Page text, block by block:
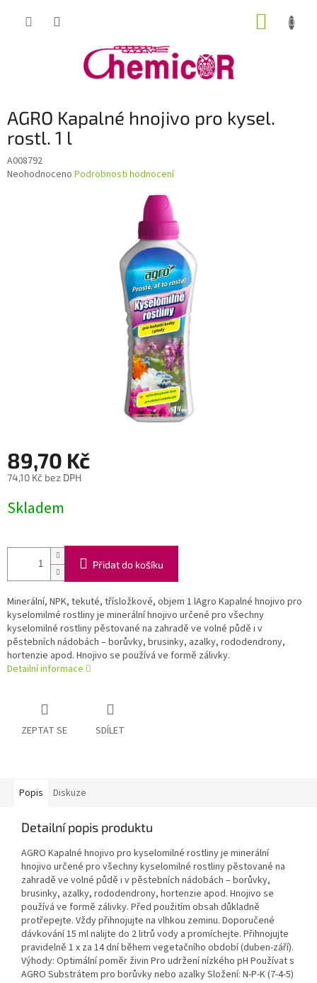
AGRO Kapalné hnojivo pro kysel.
rostl. 1 l
A008792
Průměrné
Neohodnoceno Podrobnosti hodnocení
89,70 Kč
74,10 Kč bez DPH
cena:
Skladem
Přidat do košíku
Minerální, NPK, tekuté, třísložkové, objem 1 lAgro Kapalné hnojivo pro
kyselomilmé rostliny je minerální hnojivo určené pro všechny
kyselomilné rostliny pěstované na zahradě ve volné půdě i v
pěstebních nádobách – borůvky, brusinky, azalky, rododendrony,
hortenzie apod. Hnojivo se používá ve formě zálivky.
Detailní informace
ZEPTAT SE SDÍLET
Popis Diskuze
Detailní popis produktu
AGRO Kapalné hnojivo pro kyselomilné rostliny je minerální
hnojivo určené pro všechny kyselomilné rostliny pěstované na
zahradě ve volné půdě i v pěstebních nádobách – borůvky,
brusinky, azalky, rododendrony, hortenzie apod. Hnojivo se
používá ve formě zálivky. Před použitím obsah důkladně
protřepejte. Vždy přihnojujte na vlhkou zeminu. Doporučené
dávkování 15 ml nalijte do 2 litrů vody a promíchejte. Přihnojujte
pravidelně 1 x za 14 dní během vegetačního období (duben-září).
Výhody: Optimální poměr živin Pro udržení nízkého pH Používat s
AGRO Substrátem pro borůvky nebo azalky Složení: N-P-K (7-4-5)